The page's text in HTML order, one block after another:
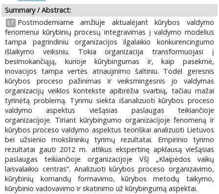
Summary / Abstract:
LT
Postmoderniame amžiuje aktualėjant kūrybos valdymo
fenomenui kūrybinių procesų integravimas į valdymo modelius
tampa pagrindiniu organizacijos ilgalaikio konkurencingumo
išlaikymo veiksniu. Tokia organizacija transformuojasi į
besimokančiąją, kurioje kūrybingumas ir, kaip pasekmė,
inovacijos tampa vertės atnaujinimo šaltiniu. Todėl geresnis
kūrybos proceso pažinimas ir veiksmingesnis jo valdymas
organizacijų veiklos kontekste apibrėžia svarbią, tačiau mažai
tyrinėtą problemą. Tyrimu siekta išanalizuoti kūrybos proceso
valdymo aspektus viešąsias paslaugas teikiančioje
organizacijoje. Tiriant kūrybingumo organizacijoje fenomeną ir
kūrybos proceso valdymo aspektus teoriškai analizuoti Lietuvos
bei užsienio mokslininkų tyrimų rezultatai. Empirinio tyrimo
rezultatai gauti 2012 m. atlikus ekspertinę apklausą viešąsias
paslaugas teikiančioje organizacijoje VšĮ „Klaipėdos vaikų
laisvalaikio centras“. Analizuoti kūrybos proceso organizavimo,
kūrybinių komandų formavimo, kūrybos metodų taikymo,
kūrybinio vadovavimo ir skatinimo už kūrybingumą aspektai.